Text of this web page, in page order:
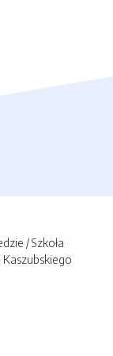
/ Szkoła